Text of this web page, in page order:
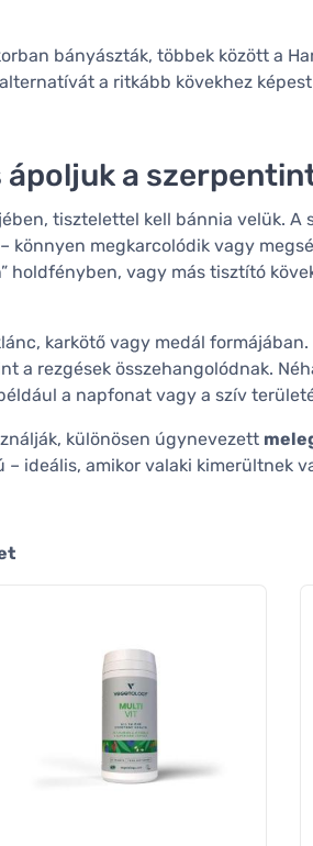
bányászták, többek között a
a ritkább kövekhez
ápoljuk a
tisztelettel kell bánnia velük.
könnyen megkarcolódik vagy
holdfényben, vagy más tisztító
karkötő vagy medál
a rezgések összehangolódnak.
a napfonat vagy a szív
különösen úgynevezett
– ideális, amikor valaki kimerültnek